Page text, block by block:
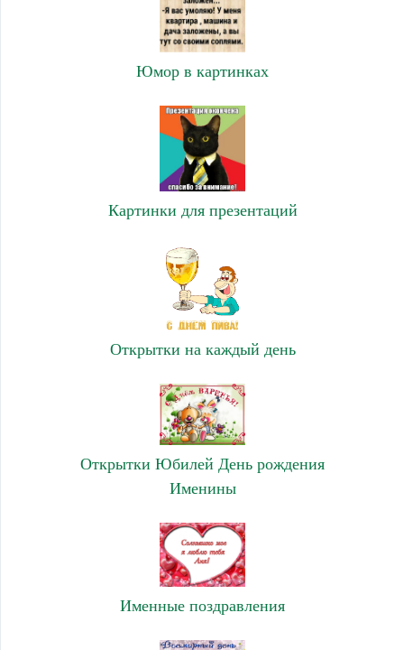
Юмор в картинках
Картинки для презентаций
Открытки на каждый день
Открытки Юбилей День рождения
Именины
Именные поздравления